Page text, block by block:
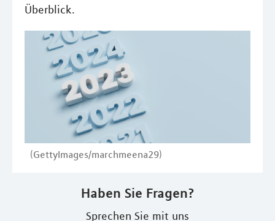
Überblick.
(GettyImages/marchmeena29)
Haben Sie Fragen?
Sprechen Sie mit uns